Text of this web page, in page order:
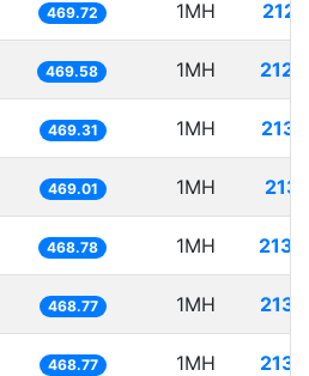
469.72 1MH
469.58 1MH
469.31 1MH
469.01 1MH
468.78 1MH
468.77 1MH
468.77 1MH